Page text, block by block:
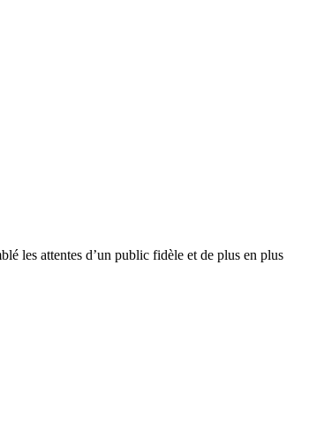
les attentes d’un public fidèle et de plus en plus